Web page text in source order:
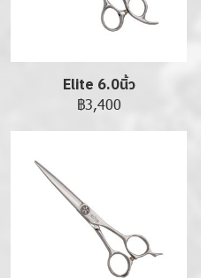
Elite 6.0นิ้ว
฿3,400